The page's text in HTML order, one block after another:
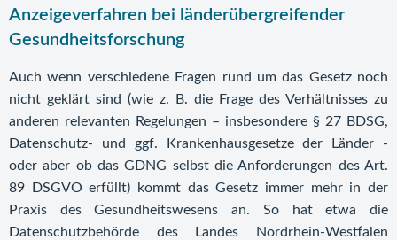
Anzeigeverfahren bei länderübergreifender
Gesundheitsforschung
Auch wenn verschiedene Fragen rund um das Gesetz noch
nicht geklärt sind (wie z. B. die Frage des Verhältnisses zu
anderen relevanten Regelungen – insbesondere § 27 BDSG,
Datenschutz- und ggf. Krankenhausgesetze der Länder -
oder aber ob das GDNG selbst die Anforderungen des Art.
89 DSGVO erfüllt) kommt das Gesetz immer mehr in der
Praxis des Gesundheitswesens an. So hat etwa die
Datenschutzbehörde des Landes Nordrhein-Westfalen